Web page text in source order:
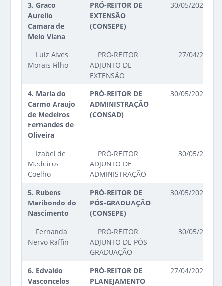
3. Graco
Aurelio
Camara de
Melo Viana
PRÓ-REITOR DE
EXTENSÃO
(CONSEPE)
30/05/2023 até
Luiz Alves
Morais Filho
PRÓ-REITOR
ADJUNTO DE
EXTENSÃO
27/04/2026
4. Maria do
Carmo Araujo
de Medeiros
Fernandes de
Oliveira
PRÓ-REITOR DE
ADMINISTRAÇÃO
(CONSAD)
30/05/2023 até
Izabel de
Medeiros
Coelho
PRÓ-REITOR
ADJUNTO DE
ADMINISTRAÇÃO
30/05/2023
5. Rubens
Maribondo do
Nascimento
PRÓ-REITOR DE
PÓS-GRADUAÇÃO
(CONSEPE)
30/05/2023 até
Fernanda
Nervo Raffin
PRÓ-REITOR
ADJUNTO DE PÓS-
GRADUAÇÃO
30/05/2023
6. Edvaldo
Vasconcelos
PRÓ-REITOR DE
PLANEJAMENTO
27/04/2026 até